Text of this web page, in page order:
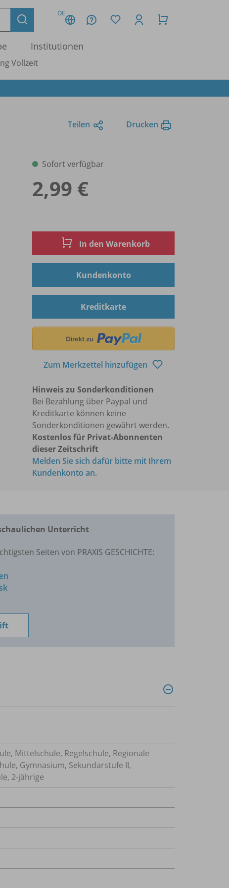
DE
Institutionen
Vollzeit
Teilen Drucken
Sofort verfügbar
2,99 €
In den Warenkorb
Kundenkonto
Kreditkarte
Zum Merkzettel hinzufügen
Hinweis zu Sonderkonditionen
Bei Bezahlung über Paypal und
Kreditkarte können keine
Sonderkonditionen gewährt werden.
Kostenlos für Privat-Abonnenten
dieser Zeitschrift
Melden Sie sich dafür bitte mit Ihrem
Kundenkonto an.
Unterricht
Seiten von PRAXIS GESCHICHTE:
Mittelschule, Regelschule, Regionale
Gymnasium, Sekundarstufe II,
2-jährige